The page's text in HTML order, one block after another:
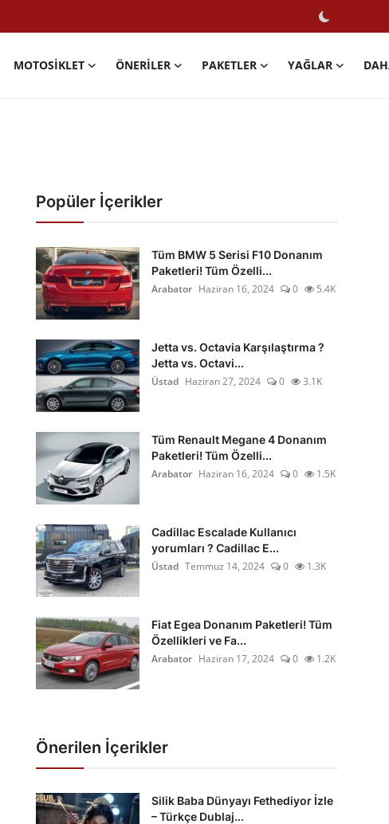
MOTOSIKLET ÖNERILER PAKETLER YAĞLAR
Popüler İçerikler
Tüm BMW 5 Serisi F10 Donanım
Paketleri! Tüm Özelli...
Arabator Haziran 16, 2024 0 5.4K
Jetta vs. Octavia Karşılaştırma ?
Jetta vs. Octavi...
Üstad Haziran 27, 2024 0 3.1K
Tüm Renault Megane 4 Donanım
Paketleri! Tüm Özelli...
Arabator Haziran 16, 2024 0 1.5K
Cadillac Escalade Kullanıcı
yorumları ? Cadillac E...
Üstad Temmuz 14, 2024 0 1.3K
Fiat Egea Donanım Paketleri! Tüm
Özellikleri ve Fa...
Arabator Haziran 17, 2024 0 1.2K
Önerilen İçerikler
Silik Baba Dünyayı Fethediyor İzle
– Türkçe Dublaj...